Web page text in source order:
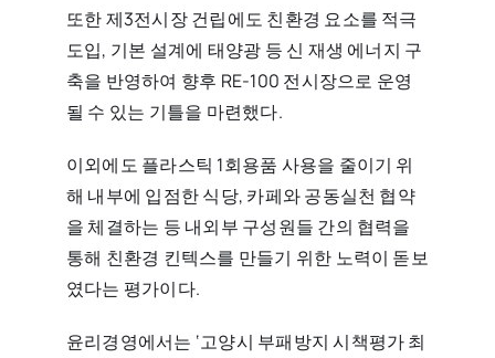
또한 제3전시장 건립에도 친환경 요소를 적극
도입, 기본 설계에 태양광 등 신 재생 에너지 구
축을 반영하여 향후 RE-100 전시장으로 운영
될 수 있는 기틀을 마련했다.
이외에도 플라스틱 1회용품 사용을 줄이기 위
해 내부에 입점한 식당, 카페와 공동실천 협약
을 체결하는 등 내외부 구성원들 간의 협력을
통해 친환경 킨텍스를 만들기 위한 노력이 돋보
였다는 평가이다.
윤리경영에서는 ‘고양시 부패방지 시책평가 최